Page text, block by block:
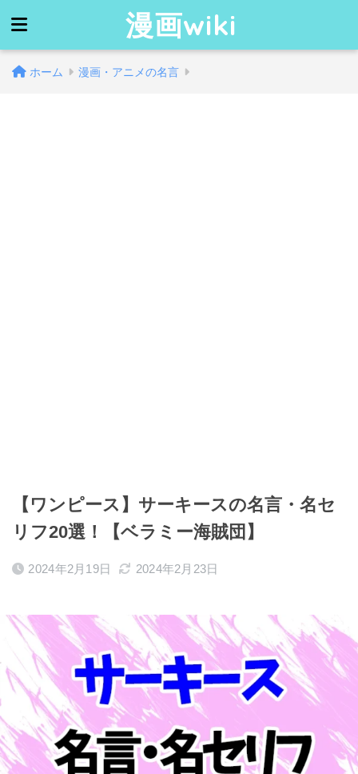
漫画wiki
ホーム 漫画・アニメの名言
【ワンピース】サーキースの名言・名セ
リフ20選！【ベラミー海賊団】
2024年2月19日 2024年2月23日